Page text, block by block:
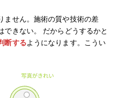
ません。施術の質や技術の差
できない。 だからどうするかと
断するようになります。こうい